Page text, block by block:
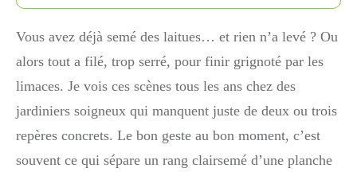
Vous avez déjà semé des laitues… et rien n’a levé ? Ou
alors tout a filé, trop serré, pour finir grignoté par les
limaces. Je vois ces scènes tous les ans chez des
jardiniers soigneux qui manquent juste de deux ou trois
repères concrets. Le bon geste au bon moment, c’est
souvent ce qui sépare un rang clairsemé d’une planche